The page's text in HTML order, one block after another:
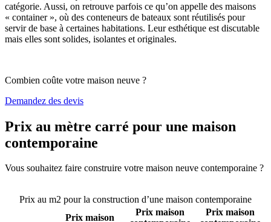
catégorie. Aussi, on retrouve parfois ce qu’on appelle des maisons
« container », où des conteneurs de bateaux sont réutilisés pour
servir de base à certaines habitations. Leur esthétique est discutable
mais elles sont solides, isolantes et originales.
Combien coûte votre maison neuve ?
Demandez des devis
Prix au mètre carré pour une maison
contemporaine
Vous souhaitez faire construire votre maison neuve contemporaine ?
Prix au m2 pour la construction d’une maison contemporaine
Prix maison
Prix maison
Prix maison